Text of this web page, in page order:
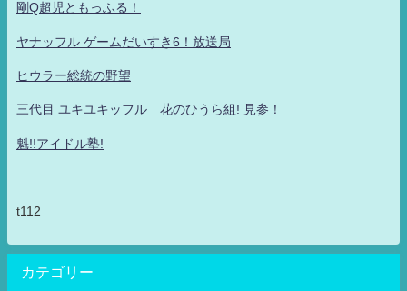
剛Q超児ともっふる！
ヤナッフル ゲームだいすき6！放送局
ヒウラー総統の野望
三代目 ユキユキッフル 花のひうら組! 見参！
魁!!アイドル塾!
t112
カテゴリー